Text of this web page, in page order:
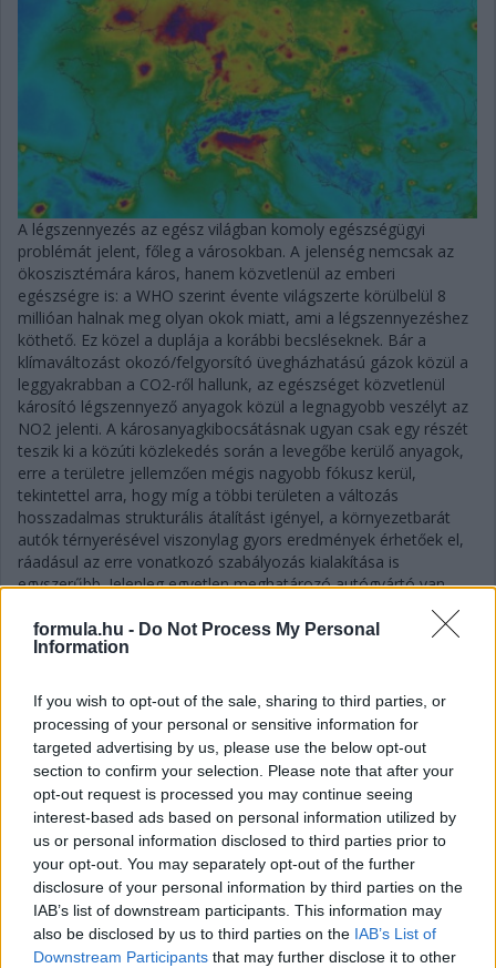
formula.hu - Do Not Process My Personal
Information
If you wish to opt-out of the sale, sharing to third parties, or
processing of your personal or sensitive information for
targeted advertising by us, please use the below opt-out
section to confirm your selection. Please note that after your
opt-out request is processed you may continue seeing
interest-based ads based on personal information utilized by
us or personal information disclosed to third parties prior to
your opt-out. You may separately opt-out of the further
disclosure of your personal information by third parties on the
IAB’s list of downstream participants. This information may
also be disclosed by us to third parties on the IAB’s List of
Downstream Participants that may further disclose it to other
A légszennyezés az egész világban komoly egészségügyi
problémát jelent, főleg a városokban. A jelenség nemcsak az
ökoszisztémára káros, hanem közvetlenül az emberi
egészségre is: a WHO szerint évente világszerte körülbelül 8
millióan halnak meg olyan okok miatt, ami a légszennyezéshez
köthető. Ez közel a duplája a korábbi becsléseknek. Bár a
klímaváltozást okozó/felgyorsító üvegházhatású gázok közül a
leggyakrabban a CO2-ről hallunk, az egészséget közvetlenül
károsító légszennyező anyagok közül a legnagyobb veszélyt az
NO2 jelenti. A károsanyagkibocsátásnak ugyan csak egy részét
teszik ki a közúti közlekedés során a levegőbe kerülő anyagok,
erre a területre jellemzően mégis nagyobb fókusz kerül,
tekintettel arra, hogy míg a többi területen a változás
hosszadalmas strukturális átalítást igényel, a környezetbarát
autók térnyerésével viszonylag gyors eredmények érhetőek el,
ráadásul az erre vonatkozó szabályozás kialakítása is
egyszerűbb. Jelenleg egyetlen meghatározó autógyártó van,
amely érdemi áttörést tudott felmutatni a területen, ez pedig a
Lexus prémium márkát is jegyző Toyota, amely nem csupán a
dízel személyautók értékesítésével hagyott fel, de eladásaiban
hibrid elektromos autók.
részletek
2019. január 14. hétfő, 10:40
Az F1 nem fogja meg a fiatal korosztályt